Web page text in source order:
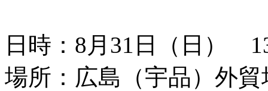
日時：8月31日（日）
場所：広島（宇品）外